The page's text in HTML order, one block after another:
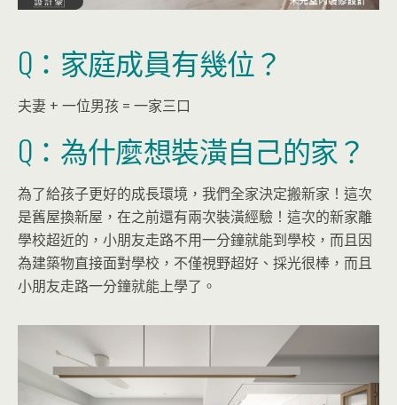
Q：家庭成員有幾位？
夫妻 + 一位男孩 = 一家三口
Q：為什麼想裝潢自己的家？
為了給孩子更好的成長環境，我們全家決定搬新家！這次
是舊屋換新屋，在之前還有兩次裝潢經驗！這次的新家離
學校超近的，小朋友走路不用一分鐘就能到學校，而且因
為建築物直接面對學校，不僅視野超好、採光很棒，而且
小朋友走路一分鐘就能上學了。